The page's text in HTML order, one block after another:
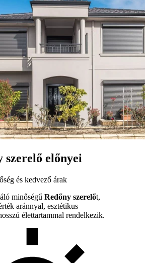
szerelő előnyei
és kedvező árak
minőségű Redőny szerelőt,
aránnyal, esztétikus
élettartammal rendelkezik.